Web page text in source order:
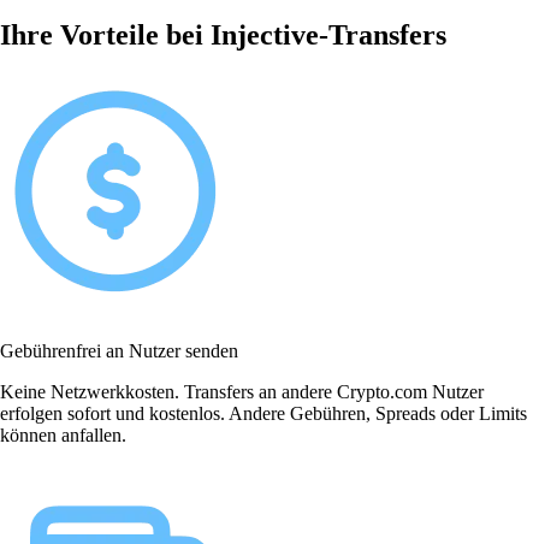
Ihre Vorteile bei Injective-Transfers
Gebührenfrei an Nutzer senden
Keine Netzwerkkosten. Transfers an andere Crypto.com Nutzer
erfolgen sofort und kostenlos. Andere Gebühren, Spreads oder Limits
können anfallen.